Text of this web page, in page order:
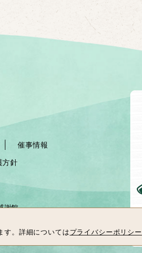
催事情報
方針
謝館
す。詳細についてはプライバシーポリシー